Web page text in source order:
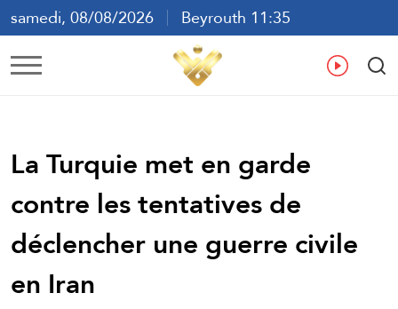
samedi, 08/08/2026
Beyrouth 11:35
ع
La Turquie met en garde
contre les tentatives de
déclencher une guerre civile
en Iran